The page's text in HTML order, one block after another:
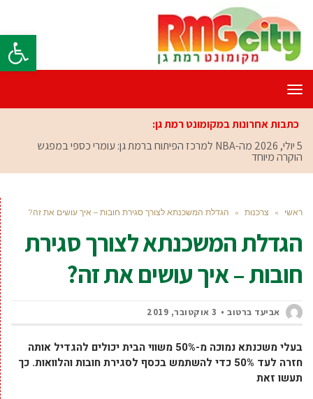
פתח
תפריט
כתבות אחרונות במקומונט רמת גן:
5 יולי, 2026
מה-NBA למרכז הפיתוח ברמת גן: עומרי כספי במפגש
הוקרה מיוחד
ראשי » צרכנות » הגדלת המשכנתא לצורך סגירת חובות – איך עושים את זה?
הגדלת המשכנתא לצורך סגירת
חובות – איך עושים את זה?
אביעד ברטוב 3 אוקטובר, 2019
בעלי משכנתא נמוכה מ-50% משווי הבית יכולים להגדיל אותה
חזרה לעד 50% כדי להשתמש בכסף לסגירת חובות והלוואות. כך
תעשו זאת